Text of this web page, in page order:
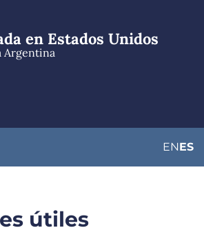
en Estados Unidos
Argentina
ENES
útiles